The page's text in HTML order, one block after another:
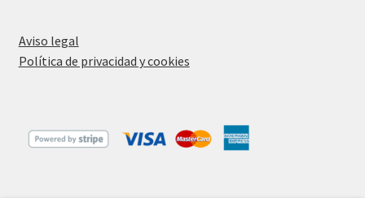
Aviso legal
Política de privacidad y cookies